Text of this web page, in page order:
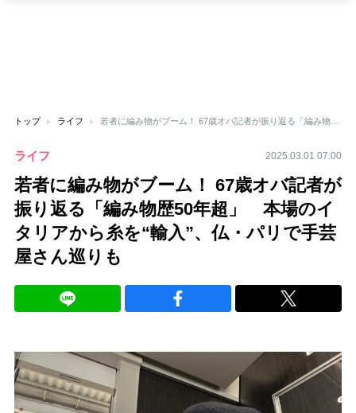
トップ ライフ
ライフ 2025.03.01 07:00
若者に編み物がブーム！ 67歳オバ記者が
振り返る「編み物歴50年超」 本場のイ
タリアから糸を“輸入”、仏・パリで手芸
屋さん巡りも